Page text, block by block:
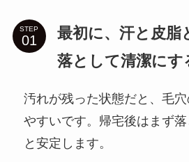
STEP
最初に、汗と皮脂
落として清潔にす
汚れが残った状態だと、毛
やすいです。帰宅後はまず
と安定します。